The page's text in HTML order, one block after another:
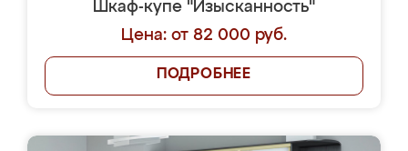
Шкаф-купе "Изысканность"
Цена: от 82 000 руб.
ПОДРОБНЕЕ